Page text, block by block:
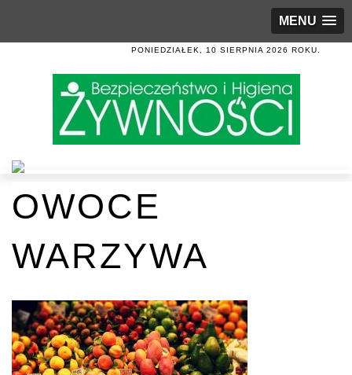
MENU
PONIEDZIAŁEK, 10 SIERPNIA 2026 ROKU.
OWOCE
WARZYWA